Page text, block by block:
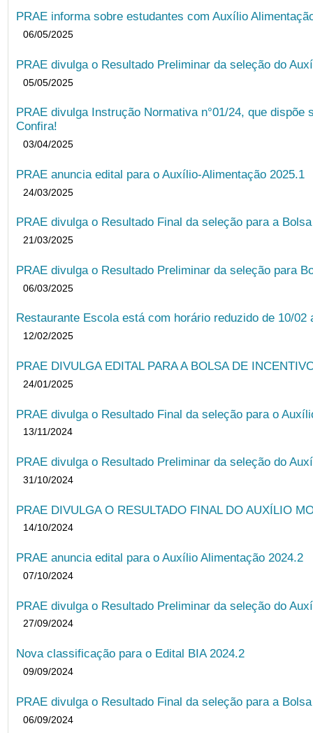
PRAE informa sobre estudantes com Auxílio
06/05/2025
PRAE divulga o Resultado Preliminar da seleção do
05/05/2025
PRAE divulga Instrução Normativa n°01/24, que
Confira!
03/04/2025
PRAE anuncia edital para o Auxílio-Alimentação 2025.1
24/03/2025
PRAE divulga o Resultado Final da seleção para a
21/03/2025
PRAE divulga o Resultado Preliminar da seleção para
06/03/2025
Restaurante Escola está com horário reduzido de 10/
12/02/2025
PRAE DIVULGA EDITAL PARA A BOLSA DE
24/01/2025
PRAE divulga o Resultado Final da seleção para o
13/11/2024
PRAE divulga o Resultado Preliminar da seleção do
31/10/2024
PRAE DIVULGA O RESULTADO FINAL DO AUXÍLIO
14/10/2024
PRAE anuncia edital para o Auxílio Alimentação 2024.2
07/10/2024
PRAE divulga o Resultado Preliminar da seleção do
27/09/2024
Nova classificação para o Edital BIA 2024.2
09/09/2024
PRAE divulga o Resultado Final da seleção para a
06/09/2024